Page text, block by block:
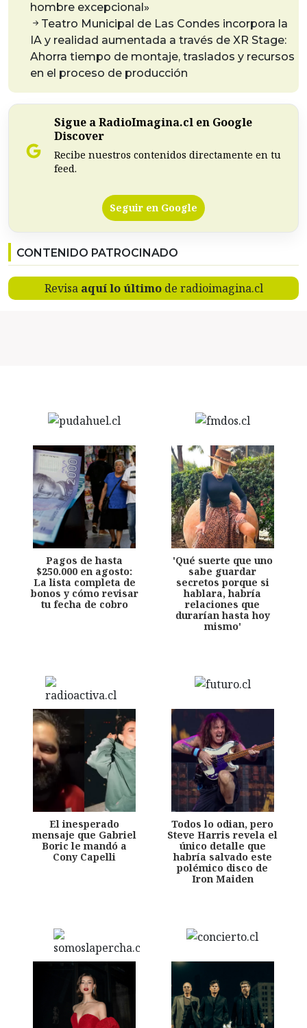
hombre excepcional»
Teatro Municipal de Las Condes incorpora la
IA y realidad aumentada a través de XR Stage:
Ahorra tiempo de montaje, traslados y recursos
en el proceso de producción
Sigue a RadioImagina.cl en Google
Discover
Recibe nuestros contenidos directamente en tu
feed.
Seguir en Google
CONTENIDO PATROCINADO
Revisa aquí lo últimode radioimagina.cl
Pagos de hasta
$250.000 en agosto:
La lista completa de
bonos y cómo revisar
tu fecha de cobro
'Qué suerte que uno
sabe guardar
secretos porque si
hablara, habría
relaciones que
durarían hasta hoy
mismo'
El inesperado
mensaje que Gabriel
Boric le mandó a
Cony Capelli
Todos lo odian, pero
Steve Harris revela el
único detalle que
habría salvado este
polémico disco de
Iron Maiden